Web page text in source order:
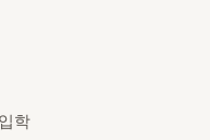
학